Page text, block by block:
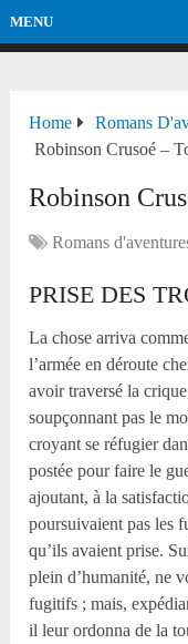
MENU
Home
Romans
Robinson Crusoé –
Robinson
Romans
PRISE DES
La chose arriva
l’armée en déroute
avoir traversé la
soupçonnant pas le
croyant se réfugier
postée pour faire le
ajoutant, à la
poursuivaient pas les
qu’ils avaient prise.
plein d’humanité, ne
fugitifs ; mais,
il leur ordonna de la